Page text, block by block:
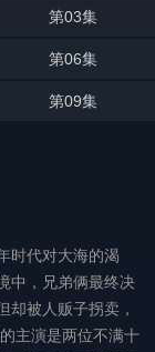
第03集
第06集
第09集
时代对大海的渴
中，兄弟俩最终决
却被人贩子拐卖，
主演是两位不满十